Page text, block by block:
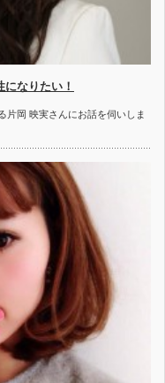
なりたい！
片岡 映実さんにお話を伺いしま